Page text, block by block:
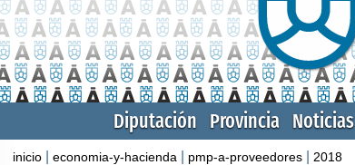
Diputación Provincia Noticias
inicio economia-y-hacienda pmp-a-proveedores 2018